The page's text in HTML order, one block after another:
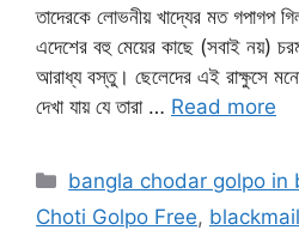
তাদেরকে লোভনীয় খাদ্যের মত গপাগপ
এদেশের বহু মেয়ের কাছে (সবাই নয়)
আরাধ্য বস্তু। ছেলেদের এই রাক্ষুসে
দেখা যায় যে তারা … Read more
Categories
bangla chodar golpo in
Choti Golpo Free,